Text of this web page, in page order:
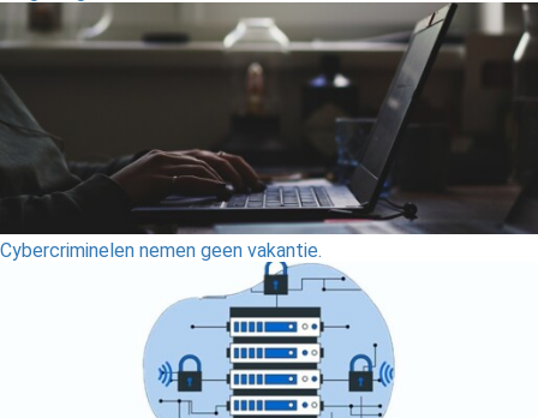
Cybercriminelen nemen geen vakantie.